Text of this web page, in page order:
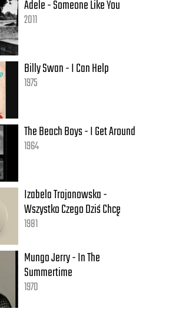
Adele - Someone Like You
2011
Billy Swan - I Can Help
1975
The Beach Boys - I Get Around
1964
Izabela Trojanowska -
Wszystko Czego Dziś Chcę
1981
Mungo Jerry - In The
Summertime
1970